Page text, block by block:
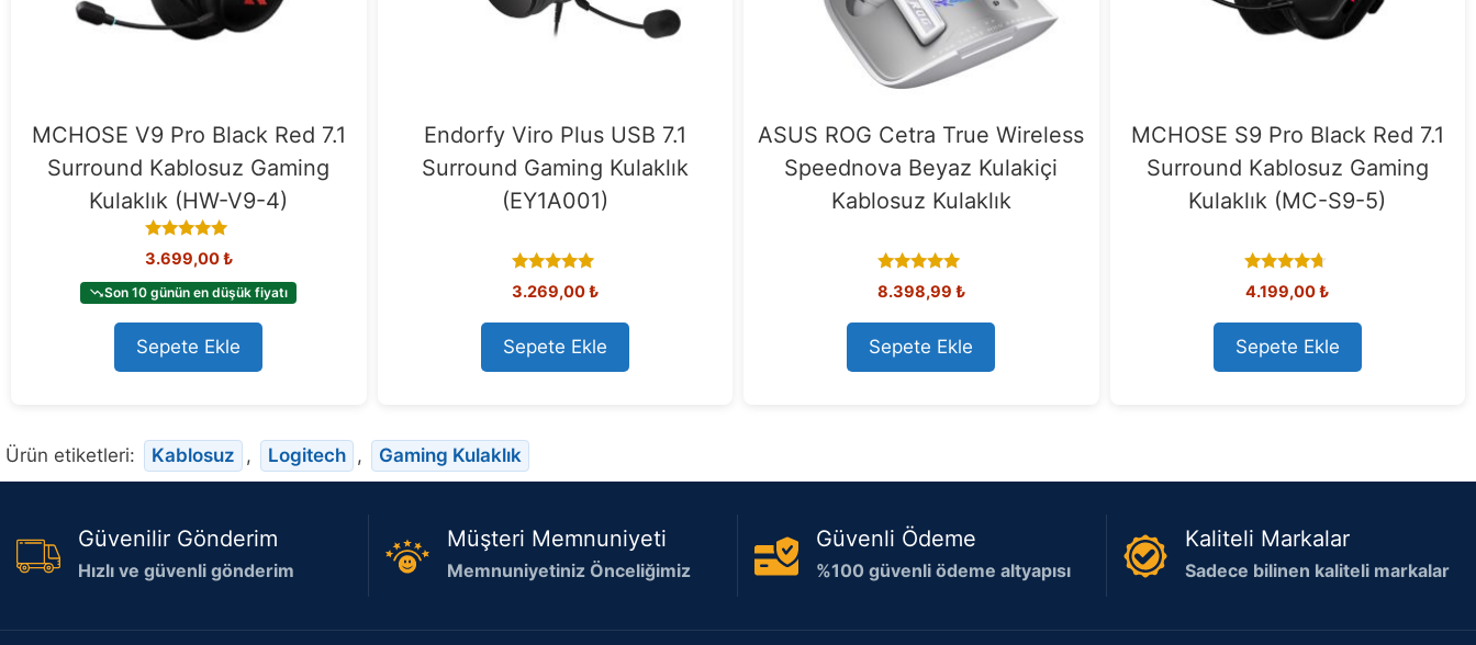
MCHOSE V9 Pro Black Red 7.1
Surround Kablosuz Gaming
Kulaklık (HW-V9-4)
4.72
out of 5
3.699,00₺
Son 10 günün en düşük fiyatı
Sepete Ekle
Endorfy Viro Plus USB 7.1
Surround Gaming Kulaklık
(EY1A001)
5.00
out of 5
3.269,00₺
Sepete Ekle
ASUS ROG Cetra True Wireless
Speednova Beyaz Kulakiçi
Kablosuz Kulaklık
5.00
out of 5
8.398,99 ₺
Sepete Ekle
MCHOSE S9 Pro Black Red 7.1
Surround Kablosuz Gaming
Kulaklık (MC-S9-5)
4.50
out of 5
4.199,00₺
Sepete Ekle
Ürün etiketleri: Kablosuz , Logitech , Gaming Kulaklık
Güvenilir Gönderim
Hızlı ve güvenli gönderim
Müşteri Memnuniyeti
Memnuniyetiniz Önceliğimiz
Güvenli Ödeme
%100 güvenli ödeme altyapısı
Kaliteli Markalar
Sadece bilinen kaliteli markalar